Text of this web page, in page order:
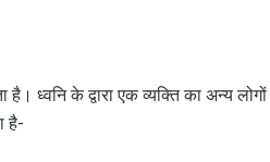
ध्वनि के द्वारा एक व्यक्ति का अन्य
है-